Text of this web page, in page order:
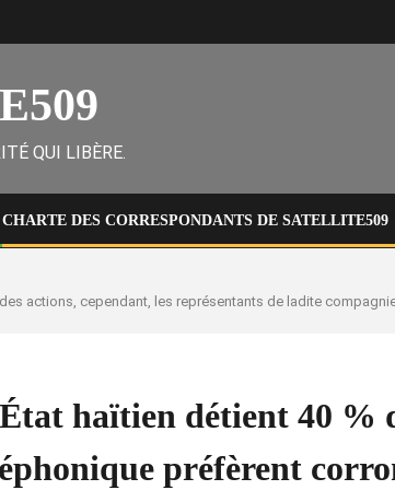
QUI LIBÈRE.
CHARTE DES CORRESPONDANTS DE SATELLITE509
des actions, cependant, les représentants de ladite
haïtien détient 40 %
préfèrent